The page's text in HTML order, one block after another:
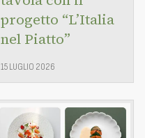
progetto “L’Italia
nel Piatto”
15 LUGLIO 2026